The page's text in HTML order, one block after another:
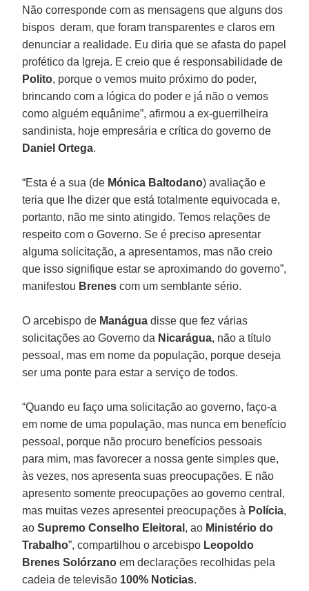
Não corresponde com as mensagens que alguns dos
bispos deram, que foram transparentes e claros em
denunciar a realidade. Eu diria que se afasta do papel
profético da Igreja. E creio que é responsabilidade de
Polito, porque o vemos muito próximo do poder,
brincando com a lógica do poder e já não o vemos
como alguém equânime”, afirmou a ex-guerrilheira
sandinista, hoje empresária e crítica do governo de
Daniel Ortega.
“Esta é a sua (de Mónica Baltodano) avaliação e
teria que lhe dizer que está totalmente equivocada e,
portanto, não me sinto atingido. Temos relações de
respeito com o Governo. Se é preciso apresentar
alguma solicitação, a apresentamos, mas não creio
que isso signifique estar se aproximando do governo”,
manifestou Brenes com um semblante sério.
O arcebispo de Manágua disse que fez várias
solicitações ao Governo da Nicarágua, não a título
pessoal, mas em nome da população, porque deseja
ser uma ponte para estar a serviço de todos.
“Quando eu faço uma solicitação ao governo, faço-a
em nome de uma população, mas nunca em benefício
pessoal, porque não procuro benefícios pessoais
para mim, mas favorecer a nossa gente simples que,
às vezes, nos apresenta suas preocupações. E não
apresento somente preocupações ao governo central,
mas muitas vezes apresentei preocupações à Polícia,
aoSupremo Conselho Eleitoral , ao Ministério do
Trabalho”, compartilhou o arcebispo Leopoldo
Brenes Solórzano em declarações recolhidas pela
cadeia de televisão 100% Noticias.